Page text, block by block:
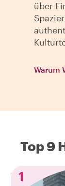
über
Warum
Top 9
1